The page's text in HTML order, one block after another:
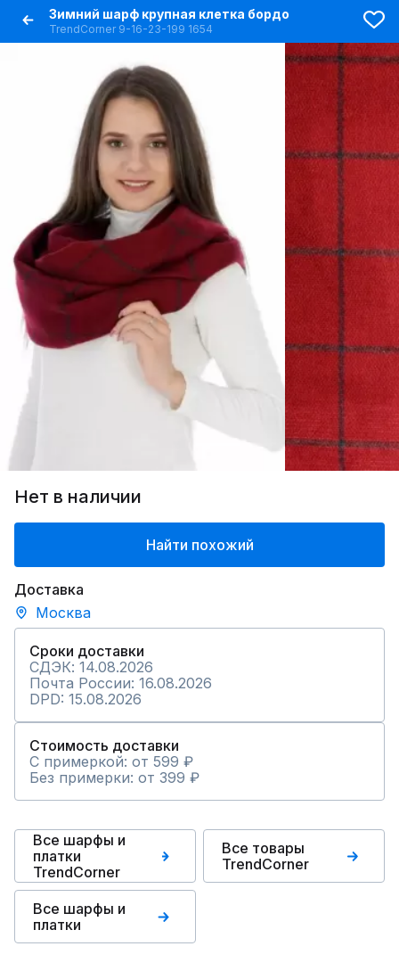
Зимний шарф крупная клетка бордо
TrendCorner 9-16-23-199 1654
Нет в наличии
Найти похожий
Доставка
Москва
Сроки доставки
СДЭК: 14.08.2026
Почта России: 16.08.2026
DPD: 15.08.2026
Стоимость доставки
С примеркой: от 599 ₽
Без примерки: от 399 ₽
Все шарфы и
платки
TrendCorner
Все товары
TrendCorner
Все шарфы и
платки